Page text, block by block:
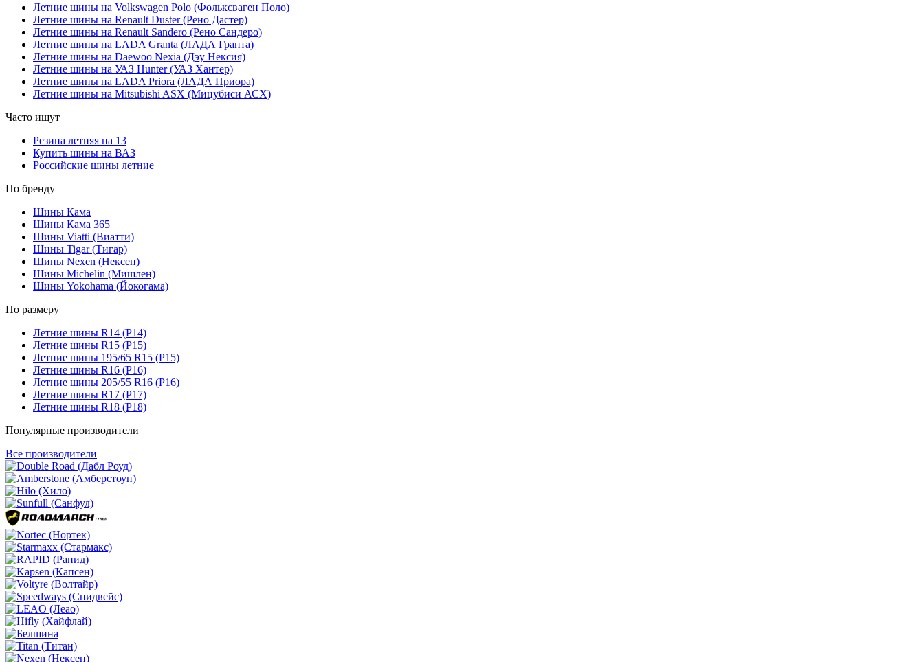
Летние шины на Volkswagen Polo (Фольксваген Поло)
Летние шины на Renault Duster (Рено Дастер)
Летние шины на Renault Sandero (Рено Сандеро)
Летние шины на LADA Granta (ЛАДА Гранта)
Летние шины на Daewoo Nexia (Дэу Нексия)
Летние шины на УАЗ Hunter (УАЗ Хантер)
Летние шины на LADA Priora (ЛАДА Приора)
Летние шины на Mitsubishi ASX (Мицубиси АСХ)
Часто ищут
Резина летняя на 13
Купить шины на ВАЗ
Российские шины летние
По бренду
Шины Кама
Шины Кама 365
Шины Viatti (Виатти)
Шины Tigar (Тигар)
Шины Nexen (Нексен)
Шины Michelin (Мишлен)
Шины Yokohama (Йокогама)
По размеру
Летние шины R14 (Р14)
Летние шины R15 (Р15)
Летние шины 195/65 R15 (Р15)
Летние шины R16 (Р16)
Летние шины 205/55 R16 (Р16)
Летние шины R17 (Р17)
Летние шины R18 (Р18)
Популярные производители
Все производители